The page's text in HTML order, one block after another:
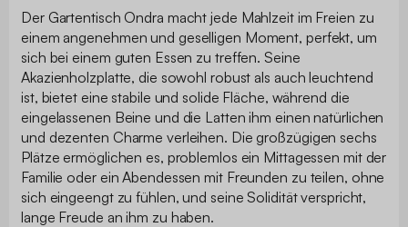
Der Gartentisch Ondra macht jede Mahlzeit im Freien zu
einem angenehmen und geselligen Moment, perfekt, um
sich bei einem guten Essen zu treffen. Seine
Akazienholzplatte, die sowohl robust als auch leuchtend
ist, bietet eine stabile und solide Fläche, während die
eingelassenen Beine und die Latten ihm einen natürlichen
und dezenten Charme verleihen. Die großzügigen sechs
Plätze ermöglichen es, problemlos ein Mittagessen mit der
Familie oder ein Abendessen mit Freunden zu teilen, ohne
sich eingeengt zu fühlen, und seine Solidität verspricht,
lange Freude an ihm zu haben.